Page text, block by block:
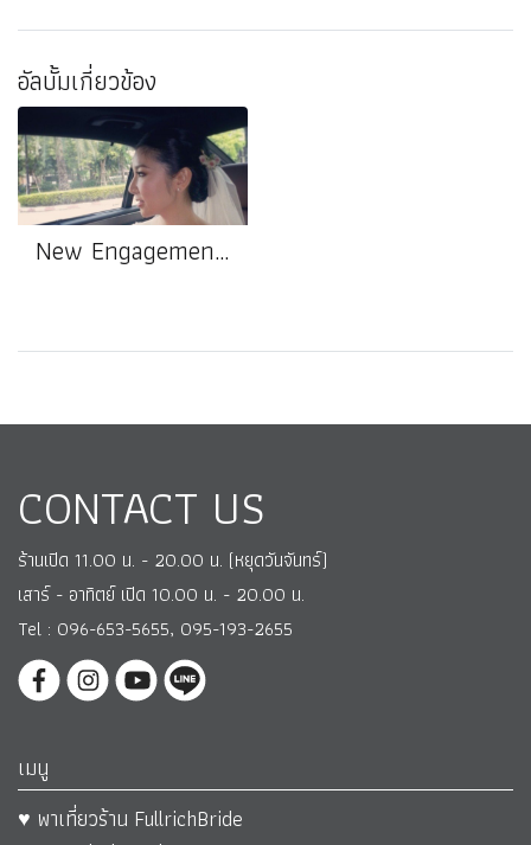
อัลบั้มเกี่ยวข้อง
New Engagement II
CONTACT US
ร้านเปิด 11.00 น. - 20.00 น. (หยุดวันจันทร์)
เสาร์ - อาทิตย์ เปิด 10.00 น. - 20.00 น.
Tel : 096-653-5655, 095-193-2655
เมนู
♥ พาเที่ยวร้าน FullrichBride